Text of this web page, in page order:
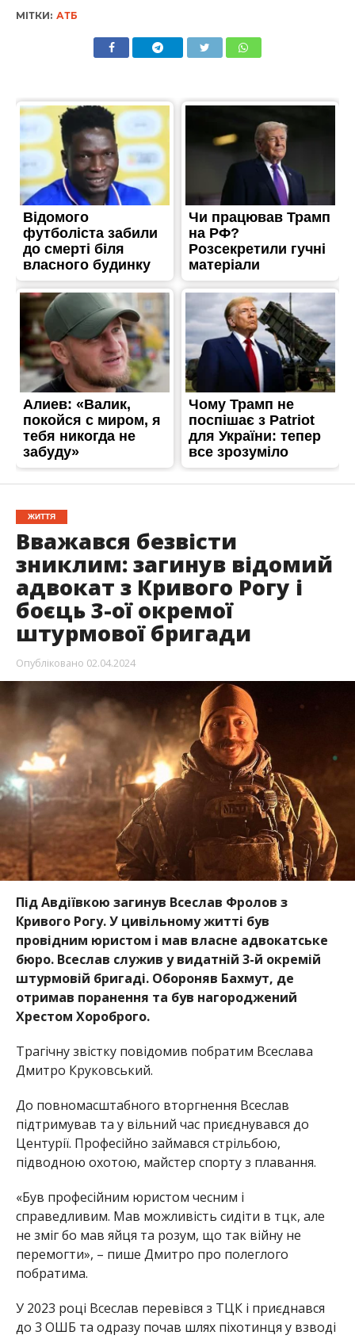
МІТКИ: АТБ
ЖИТТЯ
Вважався безвісти
зниклим: загинув відомий
адвокат з Кривого Рогу і
боєць 3-ої окремої
штурмової бригади
Опубліковано 02.04.2024
Під Авдіївкою загинув Всеслав Фролов з
Кривого Рогу. У цивільному житті був
провідним юристом і мав власне адвокатське
бюро. Всеслав служив у видатній 3-й окремій
штурмовій бригаді. Обороняв Бахмут, де
отримав поранення та був нагороджений
Хрестом Хороброго.
Трагічну звістку повідомив побратим Всеслава
Дмитро Круковський.
До повномасштабного вторгнення Всеслав
підтримував та у вільний час приєднувався до
Центурії. Професійно займався стрільбою,
підводною охотою, майстер спорту з плавання.
«Був професійним юристом чесним і
справедливим. Мав можливість сидіти в тцк, але
не зміг бо мав яйця та розум, що так війну не
перемогти», – пише Дмитро про полеглого
побратима.
У 2023 році Всеслав перевівся з ТЦК і приєднався
до 3 ОШБ та одразу почав шлях піхотинця у взводі